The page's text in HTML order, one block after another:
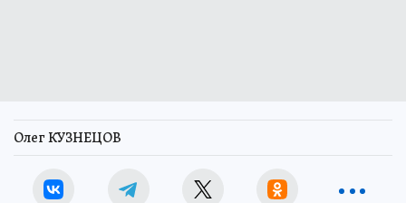
Олег КУЗНЕЦОВ